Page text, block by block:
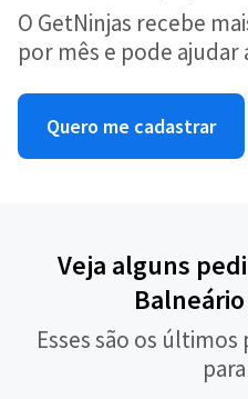
O GetNinjas recebe
por mês e pode
Quero me cadastrar
Veja alguns
Esses são os